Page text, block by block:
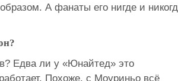
А фанаты его нигде и
Едва ли у «Юнайтед» это
Похоже, с Моуриньо всё